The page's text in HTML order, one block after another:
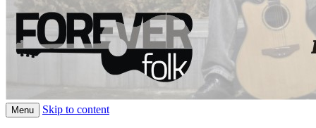
ForeverFolk
Muzica sufletului tau
Menu Skip to content